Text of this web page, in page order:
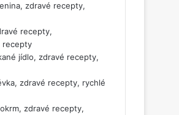
zdravé recepty,
recepty,
recepty
jídlo, zdravé recepty,
zdravé recepty, rychlé
zdravé recepty,